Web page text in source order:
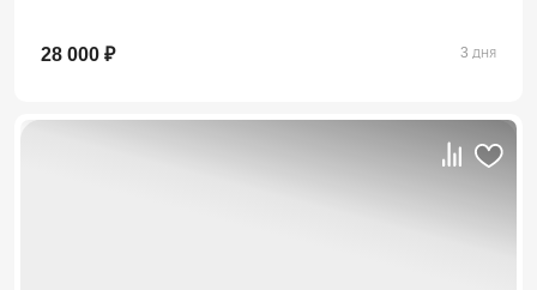
28 000 ₽ 3 дня